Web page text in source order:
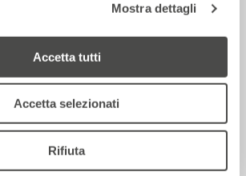
Mostra dettagli
Accetta tutti
Accetta selezionati
Rifiuta
e Tullio Sorrentino